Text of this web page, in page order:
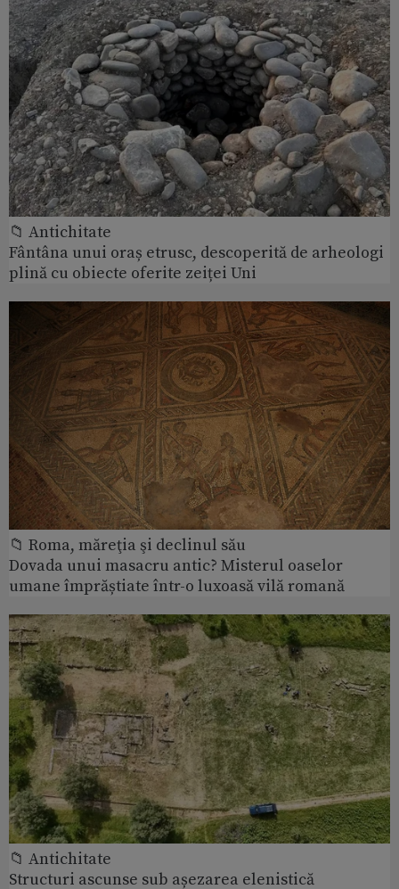
📁 Antichitate
Fântâna unui oraș etrusc, descoperită de arheologi
plină cu obiecte oferite zeiței Uni
📁 Roma, măreţia şi declinul său
Dovada unui masacru antic? Misterul oaselor
umane împrăștiate într-o luxoasă vilă romană
📁 Antichitate
Structuri ascunse sub așezarea elenistică